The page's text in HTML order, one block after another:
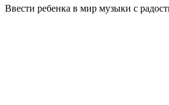
Ввести ребенка в мир музыки с